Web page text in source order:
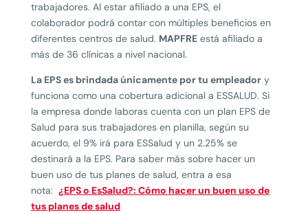
trabajadores. Al estar afiliado a una EPS, el
colaborador podrá contar con múltiples beneficios en
diferentes centros de salud. MAPFREestá afiliado a
más de 36 clínicas a nivel nacional.
La EPS es brindada únicamente por tu empleadory
funciona como una cobertura adicional a ESSALUD. Si
la empresa donde laboras cuenta con un plan EPS de
Salud para sus trabajadores en planilla, según su
acuerdo, el 9% irá para ESSalud y un 2.25% se
destinará a la EPS. Para saber más sobre hacer un
buen uso de tus planes de salud, entra a esa
nota: ¿EPS o EsSalud?: Cómo hacer un buen uso de
tus planes de salud